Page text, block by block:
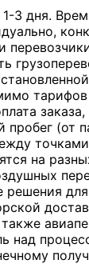
3 дня.
заказа,
пробег (от
на
решения
над